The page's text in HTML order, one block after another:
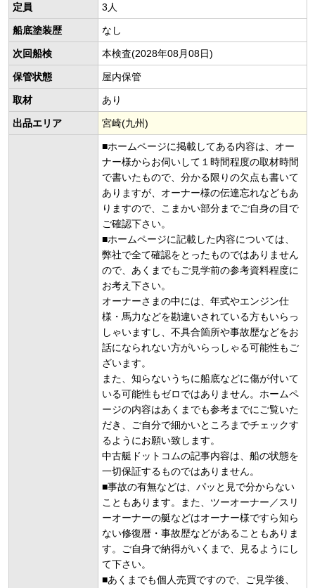
定員 3人
船底塗装歴 なし
次回船検 本検査(2028年08月08日)
保管状態 屋内保管
取材 あり
出品エリア 宮崎(九州)
■ホームページに掲載してある内容は、オー
ナー様からお伺いして１時間程度の取材時間
で書いたもので、分かる限りの欠点も書いて
ありますが、オーナー様の伝達忘れなどもあ
りますので、こまかい部分までご自身の目で
ご確認下さい。
■ホームページに記載した内容については、
弊社で全て確認をとったものではありません
ので、あくまでもご見学前の参考資料程度に
お考え下さい。
オーナーさまの中には、年式やエンジン仕
様・馬力などを勘違いされている方もいらっ
しゃいますし、不具合箇所や事故歴などをお
話になられない方がいらっしゃる可能性もご
ざいます。
また、知らないうちに船底などに傷が付いて
いる可能性もゼロではありません。ホームペ
ージの内容はあくまでも参考までにご覧いた
だき、ご自分で細かいところまでチェックす
るようにお願い致します。
中古艇ドットコムの記事内容は、船の状態を
一切保証するものではありません。
■事故の有無などは、パッと見で分からない
こともあります。また、ツーオーナー／スリ
ーオーナーの艇などはオーナー様ですら知ら
ない修復暦・事故歴などがあることもありま
す。ご自身で納得がいくまで、見るようにし
て下さい。
■あくまでも個人売買ですので、ご見学後、